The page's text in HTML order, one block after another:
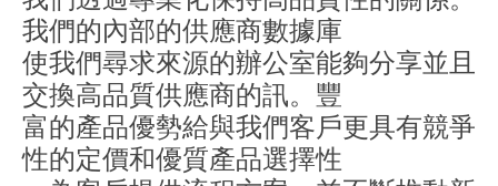
我們的內部的供應商數據庫
使我們尋求來源的辦公室能夠分享並且
交換高品質供應商的訊。豐
富的產品優勢給與我們客戶更具有競爭
性的定價和優質產品選擇性